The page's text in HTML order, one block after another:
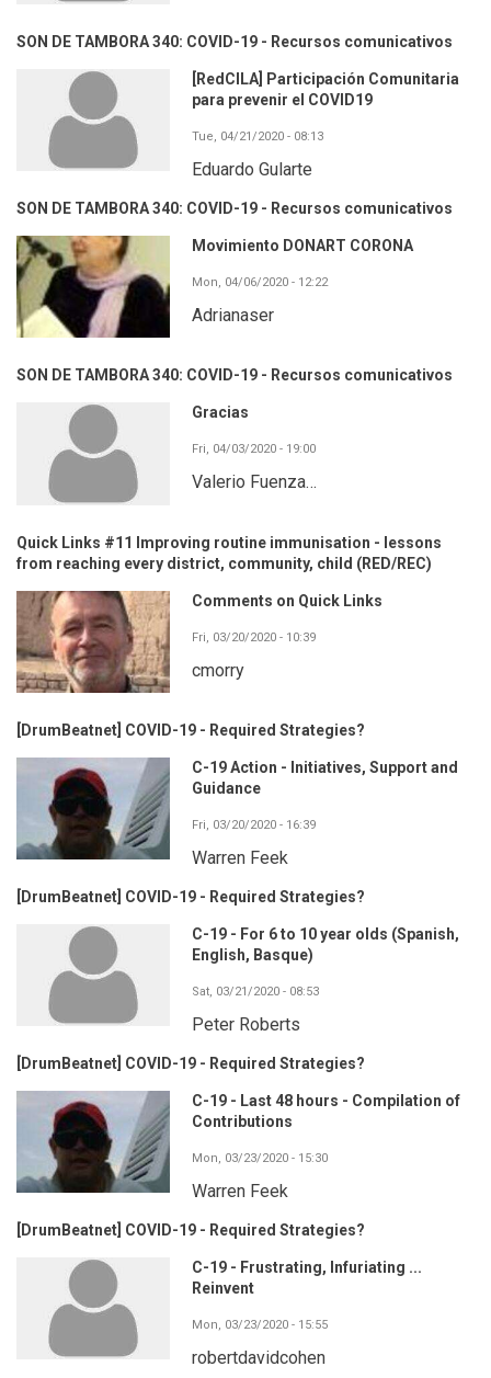
SON DE TAMBORA 340: COVID-19 - Recursos comunicativos
[RedCILA] Participación Comunitaria
para prevenir el COVID19
Tue, 04/21/2020 - 08:13
Eduardo Gularte
SON DE TAMBORA 340: COVID-19 - Recursos comunicativos
Movimiento DONART CORONA
Mon, 04/06/2020 - 12:22
Adrianaser
SON DE TAMBORA 340: COVID-19 - Recursos comunicativos
Gracias
Fri, 04/03/2020 - 19:00
Valerio Fuenza…
Quick Links #11 Improving routine immunisation - lessons
from reaching every district, community, child (RED/REC)
Comments on Quick Links
Fri, 03/20/2020 - 10:39
cmorry
[DrumBeatnet] COVID-19 - Required Strategies?
C-19 Action - Initiatives, Support and
Guidance
Fri, 03/20/2020 - 16:39
Warren Feek
[DrumBeatnet] COVID-19 - Required Strategies?
C-19 - For 6 to 10 year olds (Spanish,
English, Basque)
Sat, 03/21/2020 - 08:53
Peter Roberts
[DrumBeatnet] COVID-19 - Required Strategies?
C-19 - Last 48 hours - Compilation of
Contributions
Mon, 03/23/2020 - 15:30
Warren Feek
[DrumBeatnet] COVID-19 - Required Strategies?
C-19 - Frustrating, Infuriating ...
Reinvent
Mon, 03/23/2020 - 15:55
robertdavidcohen